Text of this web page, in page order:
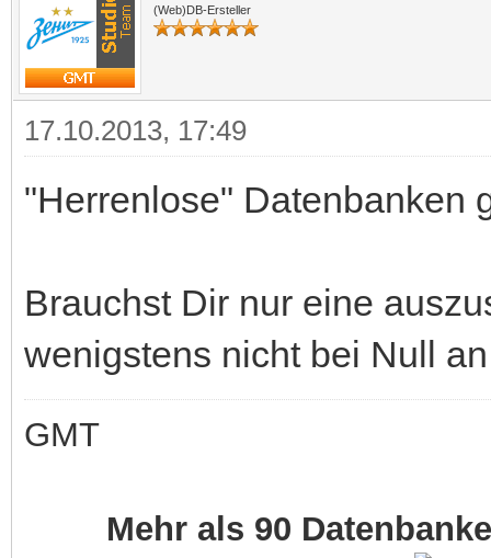
(Web)DB-Ersteller
17.10.2013, 17:49
"Herrenlose" Datenbanken
Brauchst Dir nur eine
wenigstens nicht bei Null
GMT
Mehr als 90